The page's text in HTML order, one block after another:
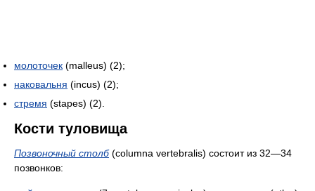
молоточек (malleus) (2);
наковальня (incus) (2);
стремя (stapes) (2).
Кости туловища
Позвоночный столб(columna vertebralis) состоит из 32—34
позвонков: